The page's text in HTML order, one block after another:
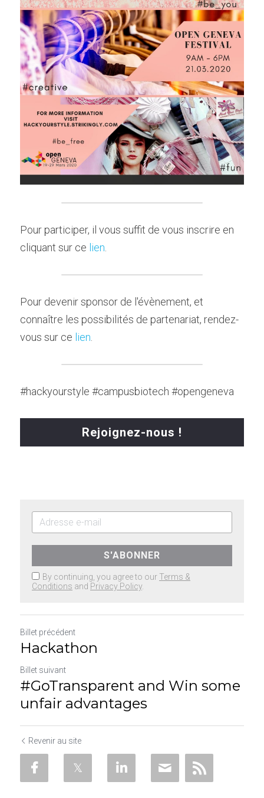
Pour participer, il vous suffit de vous inscrire en
cliquant sur ce lien
Pour devenir sponsor de l'évènement, et
connaître les possibilités de partenariat, rendez-
vous sur ce lien
#hackyourstyle #campusbiotech #opengeneva
Rejoignez-nous !
S'ABONNER
By continuing, you agree to our Terms &
Conditions and Privacy Policy.
Billet précédent
Hackathon
Billet suivant
#GoTransparent and Win some
unfair advantages
Revenir au site